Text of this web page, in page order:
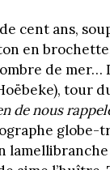
cent ans,
en
de mer…
tour
de nous
globe-
lamellibranche